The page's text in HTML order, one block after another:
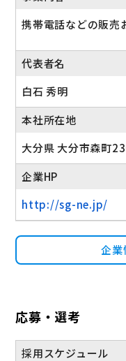
携帯電話などの販売
代表者名
白石 秀明
本社所在地
大分県 大分市森町
企業HP
http://sg-ne.jp/
企業
応募・選考
採用スケジュール